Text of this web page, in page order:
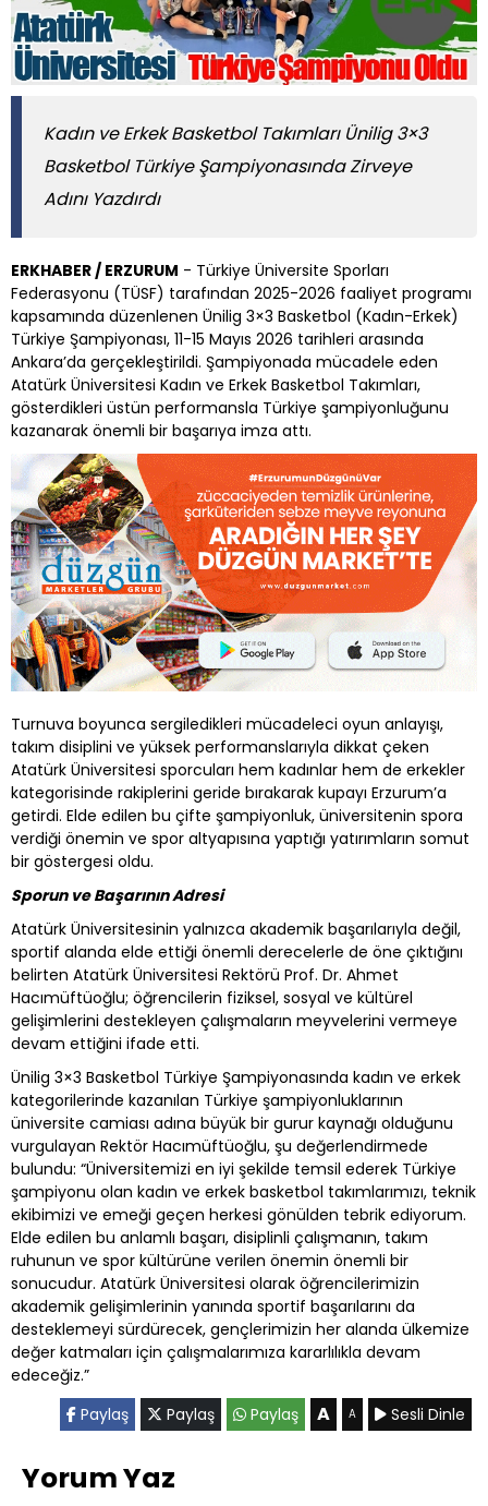
Kadın ve Erkek Basketbol Takımları Ünilig 3×3
Basketbol Türkiye Şampiyonasında Zirveye
Adını Yazdırdı
ERKHABER / ERZURUM - Türkiye Üniversite Sporları
Federasyonu (TÜSF) tarafından 2025-2026 faaliyet programı
kapsamında düzenlenen Ünilig 3×3 Basketbol (Kadın-Erkek)
Türkiye Şampiyonası, 11-15 Mayıs 2026 tarihleri arasında
Ankara’da gerçekleştirildi. Şampiyonada mücadele eden
Atatürk Üniversitesi Kadın ve Erkek Basketbol Takımları,
gösterdikleri üstün performansla Türkiye şampiyonluğunu
kazanarak önemli bir başarıya imza attı.
Turnuva boyunca sergiledikleri mücadeleci oyun anlayışı,
takım disiplini ve yüksek performanslarıyla dikkat çeken
Atatürk Üniversitesi sporcuları hem kadınlar hem de erkekler
kategorisinde rakiplerini geride bırakarak kupayı Erzurum’a
getirdi. Elde edilen bu çifte şampiyonluk, üniversitenin spora
verdiği önemin ve spor altyapısına yaptığı yatırımların somut
bir göstergesi oldu.
Sporun ve Başarının Adresi
Atatürk Üniversitesinin yalnızca akademik başarılarıyla değil,
sportif alanda elde ettiği önemli derecelerle de öne çıktığını
belirten Atatürk Üniversitesi Rektörü Prof. Dr. Ahmet
Hacımüftüoğlu; öğrencilerin fiziksel, sosyal ve kültürel
gelişimlerini destekleyen çalışmaların meyvelerini vermeye
devam ettiğini ifade etti.
Ünilig 3×3 Basketbol Türkiye Şampiyonasında kadın ve erkek
kategorilerinde kazanılan Türkiye şampiyonluklarının
üniversite camiası adına büyük bir gurur kaynağı olduğunu
vurgulayan Rektör Hacımüftüoğlu, şu değerlendirmede
bulundu: “Üniversitemizi en iyi şekilde temsil ederek Türkiye
şampiyonu olan kadın ve erkek basketbol takımlarımızı, teknik
ekibimizi ve emeği geçen herkesi gönülden tebrik ediyorum.
Elde edilen bu anlamlı başarı, disiplinli çalışmanın, takım
ruhunun ve spor kültürüne verilen önemin önemli bir
sonucudur. Atatürk Üniversitesi olarak öğrencilerimizin
akademik gelişimlerinin yanında sportif başarılarını da
desteklemeyi sürdürecek, gençlerimizin her alanda ülkemize
değer katmaları için çalışmalarımıza kararlılıkla devam
edeceğiz.”
Paylaş
Paylaş Paylaş A A Sesli Dinle
Yorum Yaz